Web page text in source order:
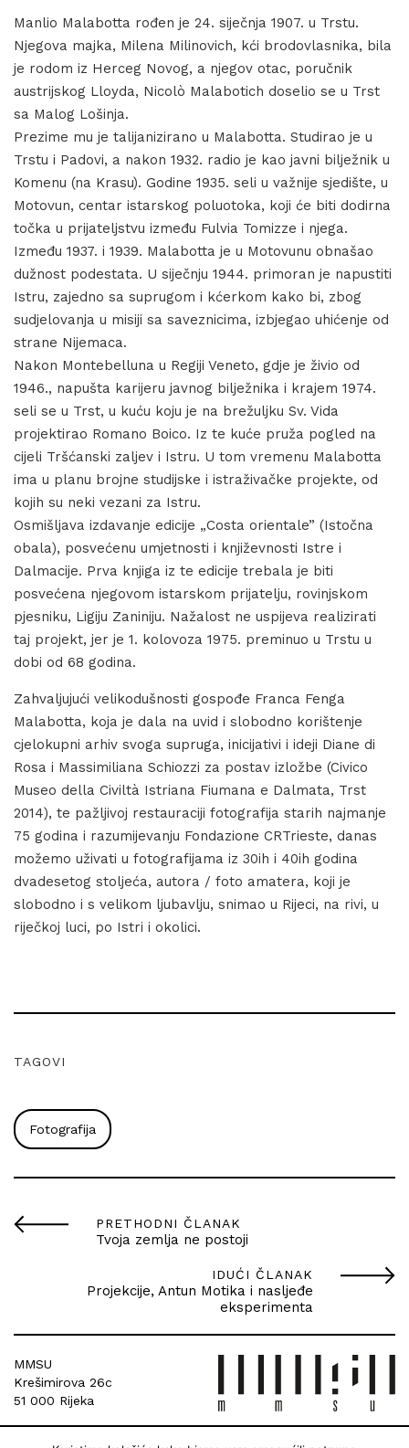
Manlio Malabotta rođen je 24. siječnja 1907. u Trstu.
Njegova majka, Milena Milinovich, kći brodovlasnika, bila
je rodom iz Herceg Novog, a njegov otac, poručnik
austrijskog Lloyda, Nicolò Malabotich doselio se u Trst
sa Malog Lošinja.
Prezime mu je talijanizirano u Malabotta. Studirao je u
Trstu i Padovi, a nakon 1932. radio je kao javni bilježnik u
Komenu (na Krasu). Godine 1935. seli u važnije sjedište, u
Motovun, centar istarskog poluotoka, koji će biti dodirna
točka u prijateljstvu između Fulvia Tomizze i njega.
Između 1937. i 1939. Malabotta je u Motovunu obnašao
dužnost podestata. U siječnju 1944. primoran je napustiti
Istru, zajedno sa suprugom i kćerkom kako bi, zbog
sudjelovanja u misiji sa saveznicima, izbjegao uhićenje od
strane Nijemaca.
Nakon Montebelluna u Regiji Veneto, gdje je živio od
1946., napušta karijeru javnog bilježnika i krajem 1974.
seli se u Trst, u kuću koju je na brežuljku Sv. Vida
projektirao Romano Boico. Iz te kuće pruža pogled na
cijeli Tršćanski zaljev i Istru. U tom vremenu Malabotta
ima u planu brojne studijske i istraživačke projekte, od
kojih su neki vezani za Istru.
Osmišljava izdavanje edicije „Costa orientale” (Istočna
obala), posvećenu umjetnosti i književnosti Istre i
Dalmacije. Prva knjiga iz te edicije trebala je biti
posvećena njegovom istarskom prijatelju, rovinjskom
pjesniku, Ligiju Zaniniju. Nažalost ne uspijeva realizirati
taj projekt, jer je 1. kolovoza 1975. preminuo u Trstu u
dobi od 68 godina.
Zahvaljujući velikodušnosti gospođe Franca Fenga
Malabotta, koja je dala na uvid i slobodno korištenje
cjelokupni arhiv svoga supruga, inicijativi i ideji Diane di
Rosa i Massimiliana Schiozzi za postav izložbe (Civico
Museo della Civiltà Istriana Fiumana e Dalmata, Trst
2014), te pažljivoj restauraciji fotografija starih najmanje
75 godina i razumijevanju Fondazione CRTrieste, danas
možemo uživati u fotografijama iz 30ih i 40ih godina
dvadesetog stoljeća, autora / foto amatera, koji je
slobodno i s velikom ljubavlju, snimao u Rijeci, na rivi, u
riječkoj luci, po Istri i okolici.
TAGOVI
Fotografija
PRETHODNI ČLANAK
Tvoja zemlja ne postoji
IDUĆI ČLANAK
Projekcije, Antun Motika i nasljeđe
eksperimenta
MMSU
Krešimirova 26c
51 000 Rijeka